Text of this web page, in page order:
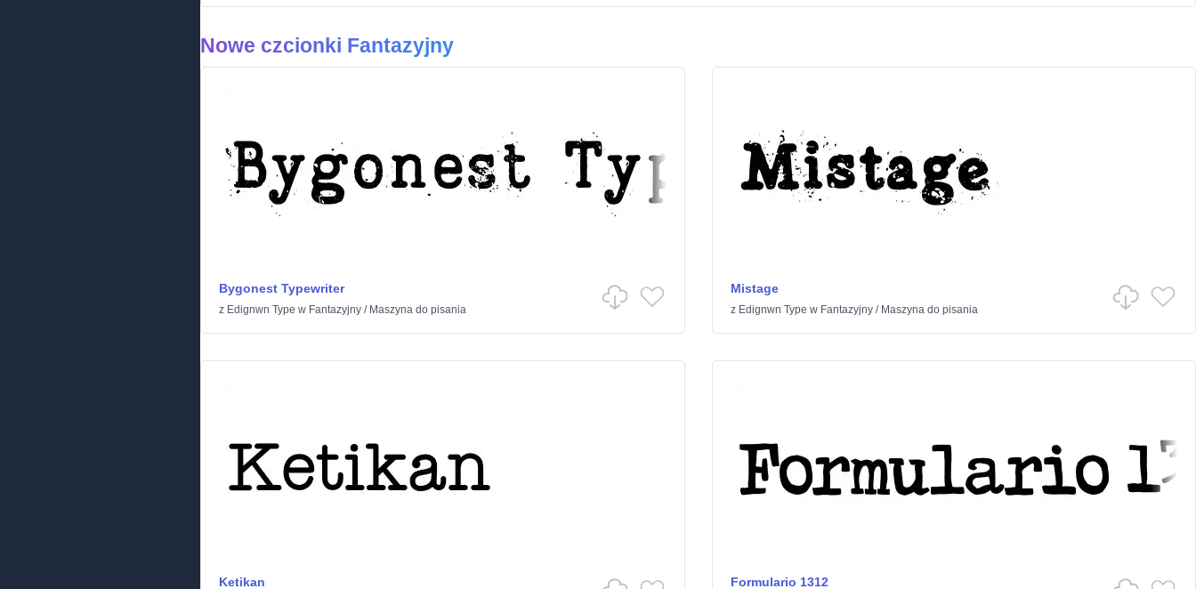
Nowe czcionki Fantazyjny
Bygonest Typewriter
z Edignwn Type w Fantazyjny / Maszyna do pisania
Mistage
z Edignwn Type w Fantazyjny/ Maszyna do pisania
Ketikan Formulario 1312